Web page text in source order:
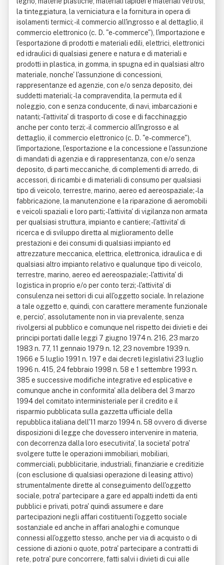
la tinteggiatura, la verniciatura e la fornitura in opera di
isolamenti termici; - il commercio all'ingrosso e al dettaglio, il
commercio elettronico (c. D. "e-commerce"), l'importazione e
l'esportazione di prodotti e materiali edili, elettrici, elettronici
ed idraulici di qualsiasi genere e natura e di materiali e
prodotti in plastica, in gomma, in spugna ed in qualsiasi altro
materiale, nonche' l'assunzione di concessioni,
rappresentanze ed agenzie, con e/o senza deposito, dei
suddetti materiali; - la compravendita, la permuta ed il
noleggio, con e senza conducente, di navi, imbarcazioni e
natanti; - l'attivita' di trasporto di cose e di facchinaggio
anche per conto terzi; - il commercio all'ingrosso e al
dettaglio, il commercio elettronico (c. D. "e-commerce"),
l'importazione, l'esportazione e la concessione e l'assunzione
di mandati di agenzia e di rappresentanza, con e/o senza
deposito, di parti meccaniche, di complementi di arredo, di
accessori, di ricambi e di materiali di consumo per qualsiasi
tipo di veicolo, terrestre, marino, aereo ed aereospaziale; - la
fabbricazione, la manutenzione e la riparazione di aeromobili
e veicoli spaziali e loro parti; - l'attivita' di vigilanza non armata
per qualsiasi struttura, impianto e cantiere; - l'attivita' di
ricerca e di sviluppo diretta al miglioramento delle
prestazioni e dei consumi di qualsiasi impianto ed
attrezzature meccanica, elettrica, elettronica, idraulica e di
qualsiasi altro impianto relativo e qualunque tipo di veicolo,
terrestre, marino, aereo ed aereospaziale; - l'attivita' di
logistica in proprio e/o per conto terzi; - l'attivita' di
consulenza nei settori di cui all'oggetto sociale. In relazione
a tale oggetto e, quindi, con carattere meramente funzionale
e, percio', assolutamente non in via prevalente, senza
rivolgersi al pubblico e comunque nel rispetto dei divieti e dei
principi portati dalle leggi 7 giugno 1974 n. 216, 23 marzo
1983 n. 77, 11 gennaio 1979 n. 12, 23 novembre 1939 n.
1966 e 5 luglio 1991 n. 197 e dai decreti legislativi 23 luglio
1996 n. 415, 24 febbraio 1998 n. 58 e 1 settembre 1993 n.
385 e successive modifiche integrative ed esplicative e
comunque anche in conformita' alla delibera del 3 marzo
1994 del comitato interministeriale per il credito e il
risparmio pubblicata sulla gazzetta ufficiale della
repubblica italiana dell'11 marzo 1994 n. 58 ovvero di diverse
disposizioni di legge che dovessero intervenire in materia,
con decorrenza dalla loro esecutivita', la societa' potra'
svolgere tutte le operazioni immobiliari, mobiliari,
commerciali, pubblicitarie, industriali, finanziarie e creditizie
(con esclusione di qualsiasi operazione di leasing attivo)
strumentalmente dirette al conseguimento dell'oggetto
sociale, potra' partecipare a gare ed appalti indetti da enti
pubblici e privati, potra' quindi assumere e dare
partecipazioni negli affari costituenti l'oggetto sociale
sostanziale ed anche in affari analoghi e comunque
connessi all'oggetto stesso, anche per via di acquisto o di
cessione di azioni o quote, potra' partecipare a contratti di
rete, potra' pure concorrere, fatti salvi i divieti di cui alle